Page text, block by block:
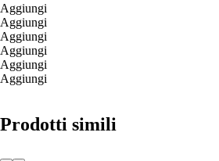
Aggiungi
Aggiungi
Aggiungi
Aggiungi
Aggiungi
Aggiungi
Prodotti simili